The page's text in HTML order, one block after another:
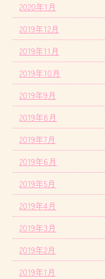
2020年1月
2019年12月
2019年11月
2019年10月
2019年9月
2019年8月
2019年7月
2019年6月
2019年5月
2019年4月
2019年3月
2019年2月
2019年1月